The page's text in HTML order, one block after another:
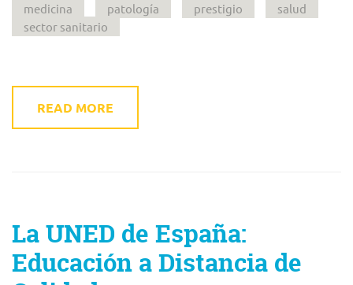
medicina
patología prestigio
salud
sector sanitario
READ MORE
La UNED de España:
Educación a Distancia de